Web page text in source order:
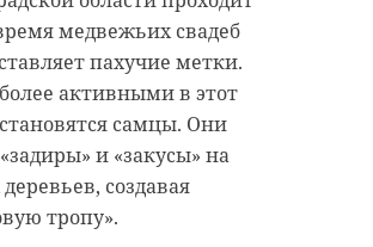
медвежьих свадеб
пахучие метки.
активными в этот
самцы. Они
и «закусы» на
создавая
тропу».
из Лодейнопольского
среди приставов,
розыск, стал
Волховского отделения
Сотников. Лучший
- Яблочкова А.Е. из
Основной акцент
на создание
зеленой среды с
газонов, цветов и
используются
декоративные